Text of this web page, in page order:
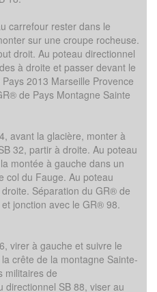
carrefour rester dans le
sur une croupe rocheuse.
droit. Au poteau directionnel
à droite et passer devant le
2013 Marseille Provence
de Pays Montagne Sainte
avant la glacière, monter à
32, partir à droite. Au poteau
montée à gauche dans un
col du Fauge. Au poteau
Séparation du GR® de
jonction avec le GR® 98.
virer à gauche et suivre le
crête de la montagne Sainte-
militaires de
directionnel SB 88, viser au